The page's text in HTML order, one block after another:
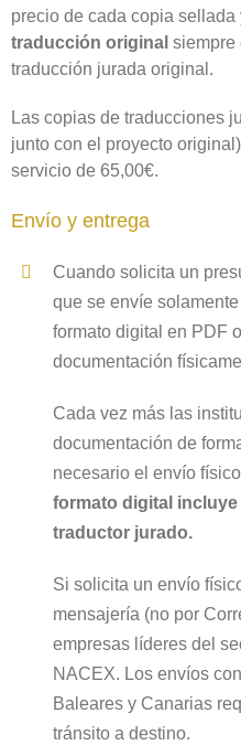
precio de cada copia sellada
traducción original siempre
traducción jurada original.
Las copias de traducciones
junto con el proyecto
servicio de 65,00€.
Envío y entrega
Cuando solicita un
que se envíe
formato digital en PDF
documentación
Cada vez más las
documentación de
necesario el envío
formato digital
traductor jurado.
Si solicita un envío
mensajería (no por
empresas líderes del
NACEX. Los envíos
Baleares y Canarias
tránsito a destino.